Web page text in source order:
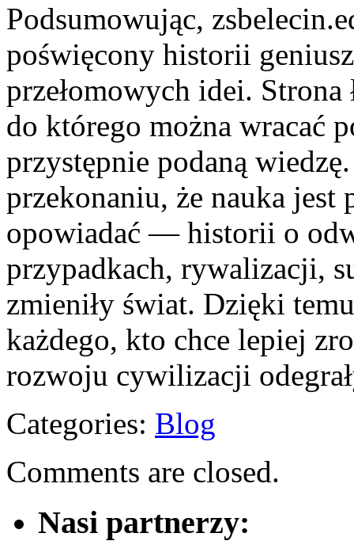
Podsumowując,
poświęcony historii
przełomowych idei. Strona
do którego można wracać
przystępnie podaną
przekonaniu, że nauka jest
opowiadać — historii o
przypadkach, rywalizacji,
zmieniły świat. Dzięki
każdego, kto chce lepiej
rozwoju cywilizacji
Categories: Blog
Comments are closed.
Nasi partnerzy: